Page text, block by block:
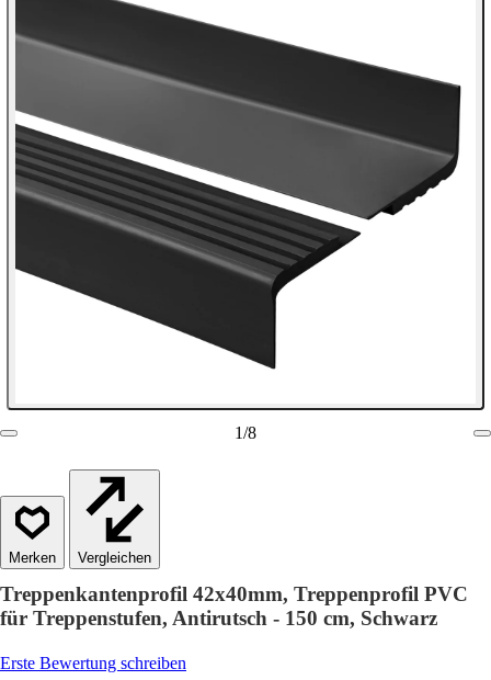
1/8
Vergleichen
Treppenkantenprofil 42x40mm, Treppenprofil PVC
für Treppenstufen, Antirutsch - 150 cm, Schwarz
Erste Bewertung schreiben